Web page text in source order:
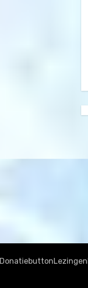
DonatiebuttonLezingen